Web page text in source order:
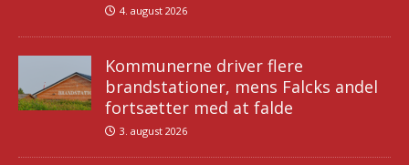
4. august 2026
Kommunerne driver flere
brandstationer, mens Falcks andel
fortsætter med at falde
3. august 2026